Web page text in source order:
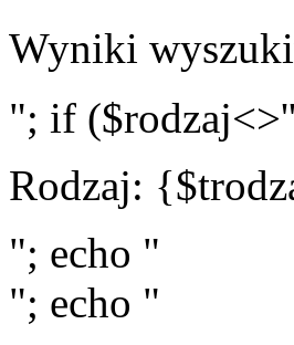
Wyniki
"; if
Rodzaj:
"; echo "
"; echo "